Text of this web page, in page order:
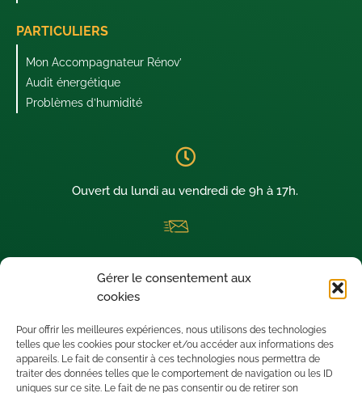
Gérer le consentement aux
cookies
Pour offrir les meilleures expériences, nous utilisons des technologies
telles que les cookies pour stocker et/ou accéder aux informations des
appareils. Le fait de consentir à ces technologies nous permettra de
traiter des données telles que le comportement de navigation ou les ID
uniques sur ce site. Le fait de ne pas consentir ou de retirer son
PARTICULIERS
Mon Accompagnateur Rénov’
Audit énergétique
Problèmes d’humidité
Ouvert du lundi au vendredi de 9h à 17h.
Nous sommes situés à SAINT-LEU D’ESSERENT (60340) dans le